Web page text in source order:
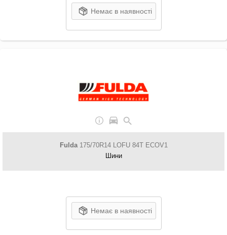
Немає в наявності
Fulda175/70R14 LOFU 84T ECOV1
Шини
Немає в наявності